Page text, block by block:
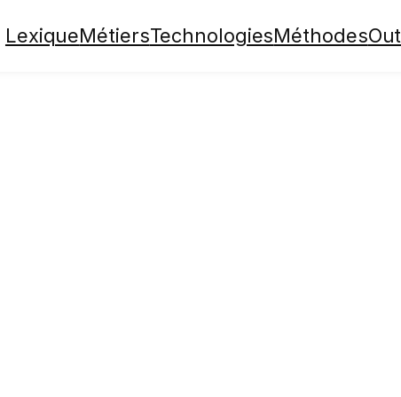
LexiqueMétiersTechnologiesMéthodes